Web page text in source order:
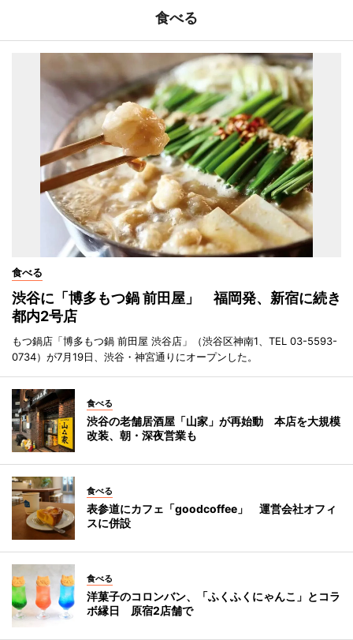
食べる
食べる
渋谷に「博多もつ鍋 前田屋」 福岡発、新宿に続き
都内2号店
もつ鍋店「博多もつ鍋 前田屋 渋谷店」（渋谷区神南1、TEL 03-5593-
0734）が7月19日、渋谷・神宮通りにオープンした。
食べる
渋谷の老舗居酒屋「山家」が再始動 本店を大規模
改装、朝・深夜営業も
食べる
表参道にカフェ「goodcoffee」 運営会社オフィ
スに併設
食べる
洋菓子のコロンバン、「ふくふくにゃんこ」とコラ
ボ縁日 原宿2店舗で